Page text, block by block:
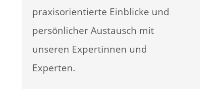
praxisorientierte Einblicke und
persönlicher Austausch mit
unseren Expertinnen und
Experten.